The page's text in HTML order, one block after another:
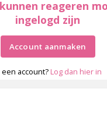
reageren
ingelogd zijn
Account aanmaken
een account? Log dan hier in